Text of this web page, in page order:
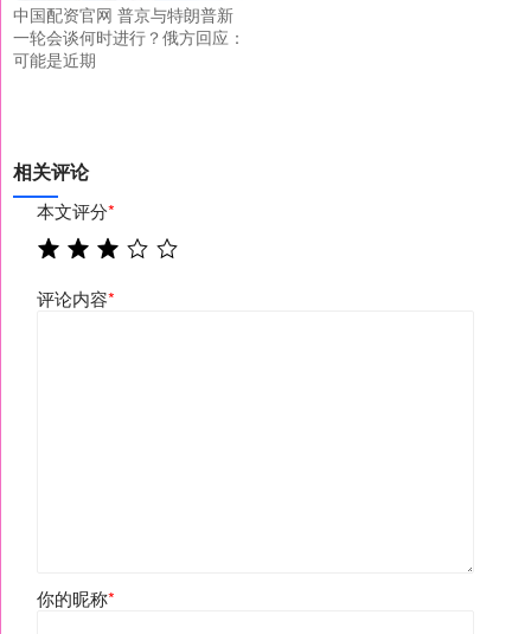
中国配资官网 普京与特朗普新
一轮会谈何时进行？俄方回应：
可能是近期
相关评论
本文评分*
评论内容*
你的昵称*